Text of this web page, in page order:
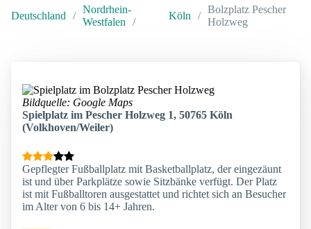
Deutschland
Nordrhein-
Westfalen
Köln
Bolzplatz Pescher
Holzweg
Bildquelle: Google Maps
Spielplatz im Pescher Holzweg 1, 50765 Köln
(Volkhoven/Weiler)
Gepflegter Fußballplatz mit Basketballplatz, der eingezäunt
ist und über Parkplätze sowie Sitzbänke verfügt. Der Platz
ist mit Fußballtoren ausgestattet und richtet sich an Besucher
im Alter von 6 bis 14+ Jahren.